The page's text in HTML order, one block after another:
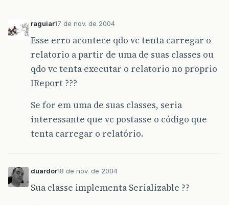
raguiar17 de nov. de 2004
Esse erro acontece qdo vc tenta carregar o
relatorio a partir de uma de suas classes ou
qdo vc tenta executar o relatorio no proprio
IReport ???
Se for em uma de suas classes, seria
interessante que vc postasse o código que
tenta carregar o relatório.
duardor18 de nov. de 2004
Sua classe implementa Serializable ??